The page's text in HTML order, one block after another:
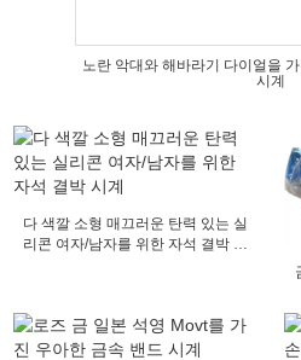
노란 악대와 해바라기 다이얼을
시계
다 색깔 소형 매끄러운 탄력 있는 실
리콘 여자/남자를 위한 자석 결박 시